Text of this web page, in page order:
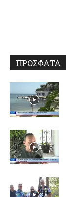
ΠΡΟΣΦΑΤΑ